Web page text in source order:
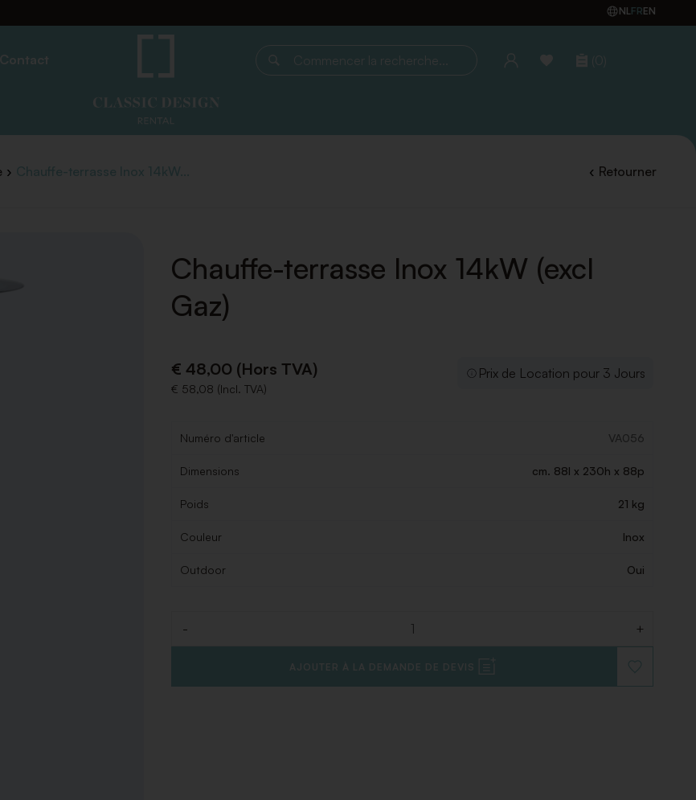
NLFREN
Contact
Commencer la recherche... (0)
Chauffe-terrasse Inox 14kW... Retourner
Chauffe-terrasse Inox 14kW (excl
Gaz)
€ 48,00 (Hors TVA)
€ 58,08 (Incl. TVA)
Prix de Location pour 3 Jours
Numéro d'article VA056
Dimensions cm. 88l x 230h x 88p
Poids 21 kg
Couleur Inox
Outdoor Oui
- +
AJOUTER À LA DEMANDE DE DEVIS
À